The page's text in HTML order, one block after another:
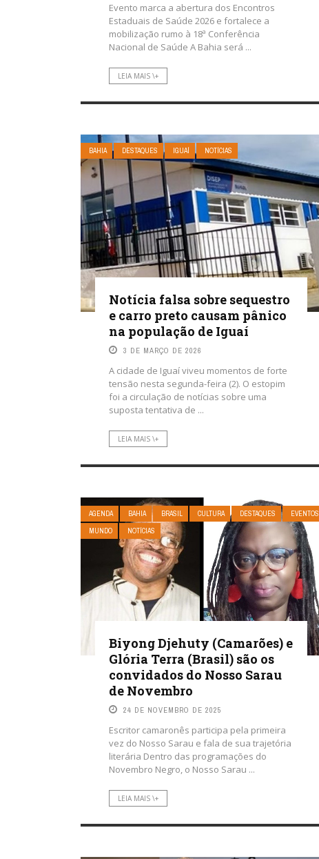
Evento marca a abertura dos Encontros
Estaduais de Saúde 2026 e fortalece a
mobilização rumo à 18ª Conferência
Nacional de Saúde A Bahia será ...
LEIA MAIS \+
BAHIA DESTAQUES IGUAÍ NOTÍCIAS
Notícia falsa sobre sequestro
e carro preto causam pânico
na população de Iguaí
3 DE MARÇO DE 2026
A cidade de Iguaí viveu momentos de forte
tensão nesta segunda-feira (2). O estopim
foi a circulação de notícias sobre uma
suposta tentativa de ...
LEIA MAIS \+
AGENDA BAHIA BRASIL CULTURA DESTAQUES
EVENTOS
MUNDO
NOTÍCIAS
Biyong Djehuty (Camarões) e
Glória Terra (Brasil) são os
convidados do Nosso Sarau
de Novembro
24 DE NOVEMBRO DE 2025
Escritor camaronês participa pela primeira
vez do Nosso Sarau e fala de sua trajetória
literária Dentro das programações do
Novembro Negro, o Nosso Sarau ...
LEIA MAIS \+